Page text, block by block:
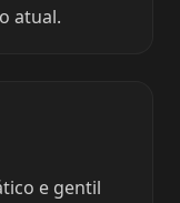
atual.
e gentil